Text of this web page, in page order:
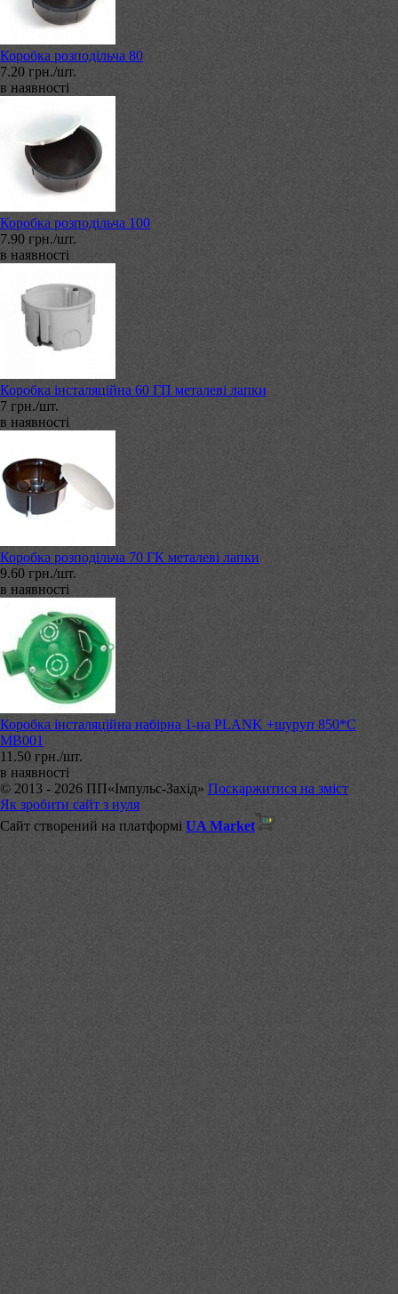
Коробка розподільча 80
7.20 грн./шт.
в наявності
Коробка розподільча 100
7.90 грн./шт.
в наявності
Коробка інсталяційна 60 ГП металеві лапки
7 грн./шт.
в наявності
Коробка розподільча 70 ГК металеві лапки
9.60 грн./шт.
в наявності
Коробка інсталяційна набірна 1-на PLANK +шуруп 850*C
МВ001
11.50 грн./шт.
в наявності
© 2013 - 2026 ПП«Імпульс-Захід» Поскаржитися на зміст
Як зробити сайт з нуля
Сайт створений на платформі UA Market